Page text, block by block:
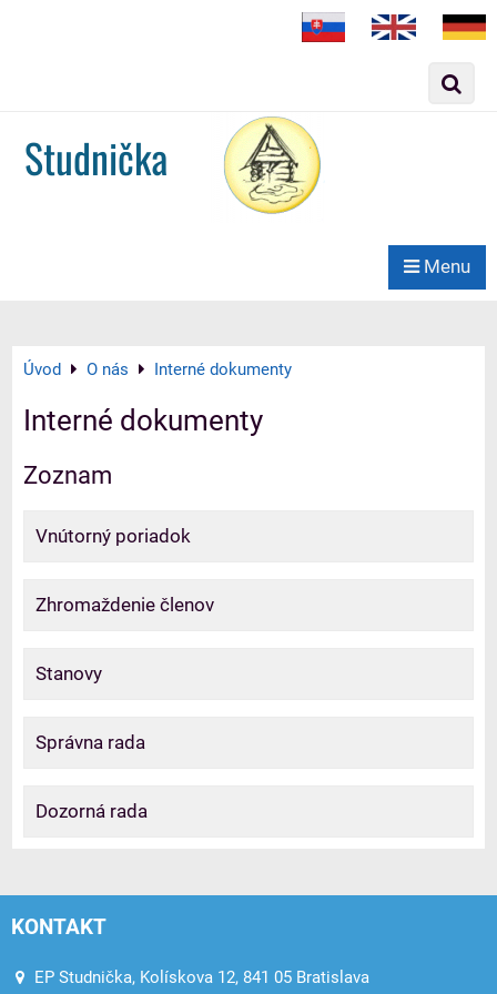
Slovak English
Studnička
Menu
Úvod O nás Interné dokumenty
Interné dokumenty
Zoznam
Vnútorný poriadok
Zhromaždenie členov
Stanovy
Správna rada
Dozorná rada
KONTAKT
EP Studnička, Kolískova 12, 841 05 Bratislava